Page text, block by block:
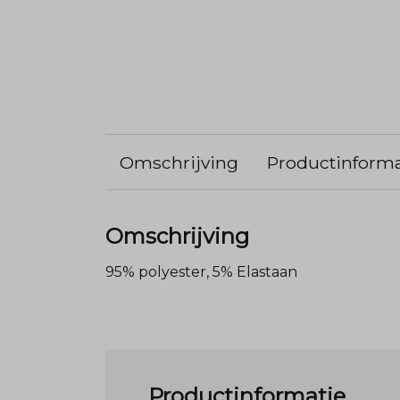
Omschrijving
Omschrijving
95% polyester, 5% Elastaan